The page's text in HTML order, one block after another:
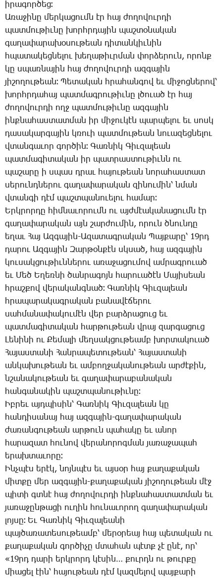
ի­րա­գոր­ծեց։
Ա­ռա­ջի­նը մեր­կա­ցումն էր հայ ժո­ղո­վուր­դի
պատ­մու­թիւ­նը խորհր­դա­յին պաշ­տօ­նա­կան
գա­ղա­փա­րա­խօ­սու­թեան դի­տան­կիւ­նին
հպա­տա­կեց­նե­լու խե­ղա­թիւր­ման փոր­ձե­րուն, ո­րոնք
կը սպառ­նա­յին հայ ժո­ղո­վուր­դի ազ­գա­յին
յի­շո­ղու­թեան։ ­Պե­տա­կան հրա­հան­գով եւ մի­ջոց­նե­րով՝
խորհր­դա­հայ պատ­մագ­րու­թիւ­նը լծո­ւած էր հայ
ժո­ղո­վուր­դի ողջ պատ­մու­թիւ­նը ազ­գա­յին
ինք­նա­հաս­տատ­ման իր մի­ջու­կէն պար­պե­լու եւ սոսկ
դա­սա­կար­գա­յին կռո­ւի պատ­մու­թեան նո­ւա­զեց­նե­լու
վտան­գա­ւոր գոր­ծին։ ­Գառ­նիկ ­Գիւ­զա­լեան
պատ­մա­գի­տա­կան իր պատ­րաս­տու­թիւնն ու
պա­շա­րը ի սպաս դրաւ հա­յու­թեան նո­րա­հաս­տատ
սե­րունդ­նե­րու գա­ղա­փա­րա­կան զի­նու­մին՝ նման
վտան­գի դէմ պաշտ­պա­նո­ւե­լու հա­մար։
Երկ­րոր­դը հիմ­նա­ւո­րումն ու այժ­մէա­կա­նա­ցումն էր
գա­ղա­փա­րա­կան այն շար­ժու­մին, ո­րուն ծնուն­դը
ե­ղաւ ­Հայ Ազ­գա­յին-Ա­զա­տագ­րա­կան ­Պայ­քա­րը՝ 19րդ
­դա­րու Ազ­գա­յին ­Զար­թօն­քէն սկսած, հայ ազ­գա­յին
կու­սակ­ցու­թիւն­նե­րու ա­ռա­ջա­ցու­մով ամ­րագ­րո­ւած
եւ ­Մեծ Ե­ղեռ­նի ծան­րա­գոյն հա­րո­ւա­ծէն ­Մա­յի­սեան
հրաշ­քով վե­րա­կանգ­նած։ ­Գառ­նիկ ­Գիւ­զա­լեան
հրա­պա­րա­կագ­րա­կան բա­նա­վէ­ճե­րու
սահ­մա­նա­փա­կու­մէն վեր բարձ­րա­ցուց եւ
պատ­մա­գի­տա­կան հար­թու­թեան վրայ զար­գա­ցուց
­Լե­նի­նի ու ­Քե­մա­լի մեղ­սակ­ցու­թեամբ խոր­տա­կո­ւած
­Հա­յաս­տա­նի ­Հան­րա­պե­տու­թեան՝ ­Հա­յաս­տա­նի
ան­կա­խու­թեան եւ ամ­բող­ջա­կա­նու­թեան ար­ժէ­քին,
նշա­նա­կու­թեան եւ գա­ղա­փա­րա­բա­նա­կան
հան­գա­նա­կին պաշտ­պա­նու­թիւ­նը։
Իբ­րեւ այդ­պի­սին՝ ­Գառ­նիկ ­Գիւ­զա­լեան կը
հան­դի­սա­նայ հայ ազ­գա­յին-գա­ղա­փա­րա­կան
ժա­ռան­գու­թեան ար­թուն պա­հա­կը եւ ա­նոր
հա­րա­զատ հու­նով վե­րա­նո­րոգ­ման յա­ռա­ջա­պահ
ե­րախ­տա­ւո­րը։
Ինչ­պէս ե­րէկ, նոյն­պէս եւ այ­սօր հայ քա­ղա­քա­կան
միտ­քը մեր ազ­գա­յին-քա­ղա­քա­կան յի­շո­ղու­թեան մէջ
պի­տի գտնէ հայ ժո­ղո­վուր­դի ինք­նա­հաս­տատ­ման եւ
յա­ռա­ջըն­թա­ցի ու­ղին հու­նա­ւո­րող գա­ղա­փա­րա­կան
լոյ­սը։ Եւ ­Գառ­նիկ ­Գիւ­զա­լեա­նի
պայ­ծա­ռա­տե­սու­թեամբ՝ մե­րօ­րեայ հայ պե­տա­կան ու
քա­ղա­քա­կան գոր­ծի­չը մտա­հան պէտք չէ ը­նէ, որ՝
«19րդ ­դա­րի երկ­րորդ կէ­սին… քուրդն ու թուր­քը
միա­ցել էին՝ հա­յու­թեան դէմ կազ­մե­լով պայ­քա­րի